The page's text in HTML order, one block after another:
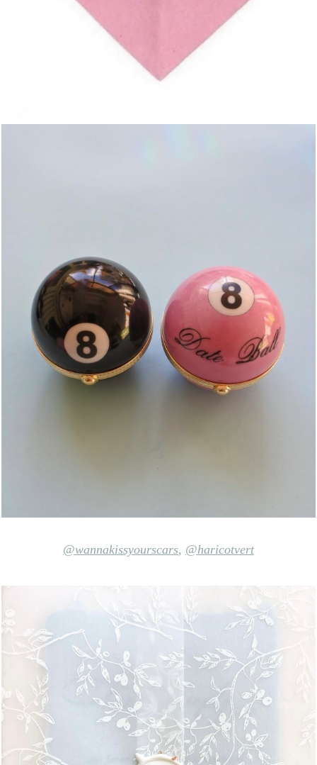
@wannakissyourscars, @haricotvert